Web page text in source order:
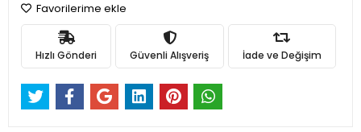
Favorilerime ekle
Hızlı Gönderi Güvenli Alışveriş İade ve Değişim